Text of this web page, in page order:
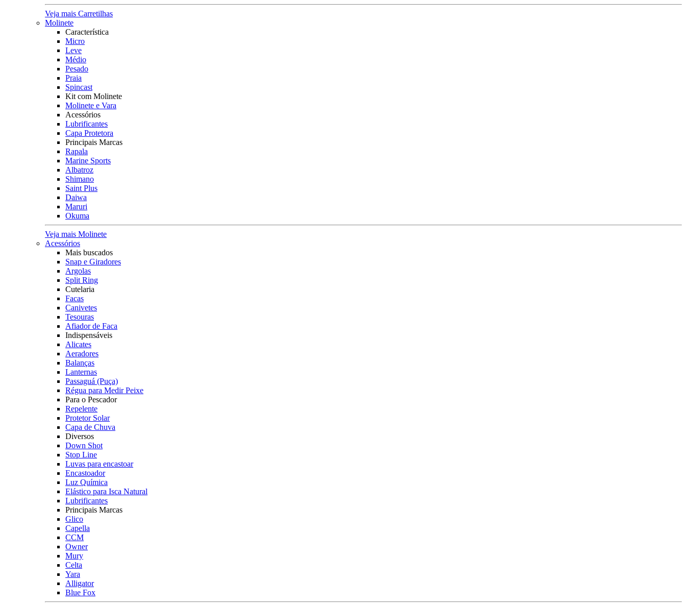
Veja mais Carretilhas
Molinete
Característica
Micro
Leve
Médio
Pesado
Praia
Spincast
Kit com Molinete
Molinete e Vara
Acessórios
Lubrificantes
Capa Protetora
Principais Marcas
Rapala
Marine Sports
Albatroz
Shimano
Saint Plus
Daiwa
Maruri
Okuma
Veja mais Molinete
Acessórios
Mais buscados
Snap e Giradores
Argolas
Split Ring
Cutelaria
Facas
Canivetes
Tesouras
Afiador de Faca
Indispensáveis
Alicates
Aeradores
Balanças
Lanternas
Passaguá (Puça)
Régua para Medir Peixe
Para o Pescador
Repelente
Protetor Solar
Capa de Chuva
Diversos
Down Shot
Stop Line
Luvas para encastoar
Encastoador
Luz Química
Elástico para Isca Natural
Lubrificantes
Principais Marcas
Glico
Capella
CCM
Owner
Mury
Celta
Yara
Alligator
Blue Fox